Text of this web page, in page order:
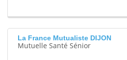
La France Mutualiste DIJON
Mutuelle Santé Sénior